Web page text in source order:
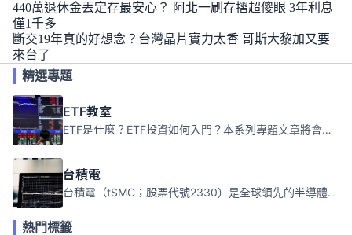
440萬退休金丟定存最安心？ 阿北一刷存摺超傻眼 3年利息
僅1千多
斷交19年真的好想念？台灣晶片實力太香 哥斯大黎加又要
來台了
精選專題
ETF教室
ETF是什麼？ETF投資如何入門？本系列專題文章將會告訴你新手必須知道的ETF基礎知識。
台積電
台積電（tSMC；股票代號2330）是全球領先的半導體代工公司，成立於1987年，總部位於台灣新竹。且已於美國、日本、德國及中國設廠，台積電是全球首家專業積體電路製造服務公司，也是全球最先進和最大規模的半導體代工廠。
熱門標籤